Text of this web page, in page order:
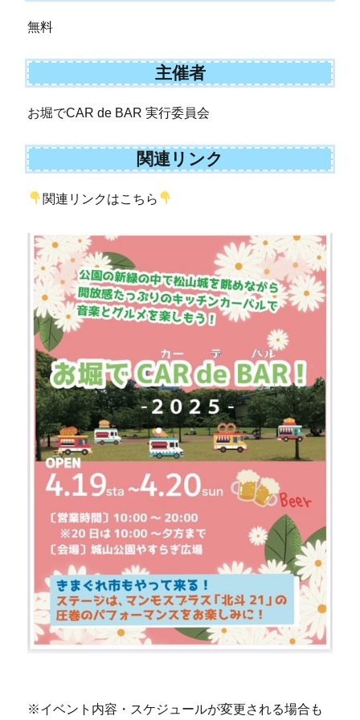
無料
主催者
お堀でCAR de BAR 実行委員会
関連リンク
関連リンクはこちら
※イベント内容・スケジュールが変更される場合も